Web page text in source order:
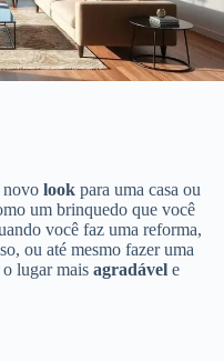
novo look para uma casa ou
um brinquedo que você
você faz uma reforma,
ou até mesmo fazer uma
lugar mais agradável e